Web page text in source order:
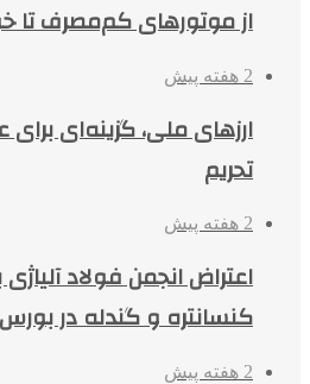
از موتورهای کم‌مصرف تا
2 هفته پیش
ارزهای ملی، گزینه‌ای
تحریم
2 هفته پیش
اعتراض انجمن فولاد
کنسانتره و گندله در
2 هفته پیش